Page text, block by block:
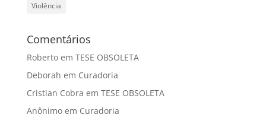
Violência
Comentários
Robertoem TESE OBSOLETA
Deborah em Curadoria
Cristian Cobra em TESE OBSOLETA
Anônimoem Curadoria